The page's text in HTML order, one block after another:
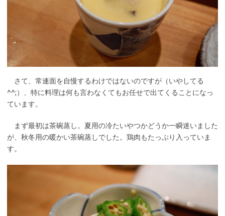
さて、常連面を自慢するわけではないのですが（いやしてる
^^;）、特に料理は何も言わなくてもお任せで出てくることになっ
ています。
まず最初は茶碗蒸し。夏用の冷たいやつかどうか一瞬迷いました
が、秋冬用の暖かい茶碗蒸しでした。鶏肉もたっぷり入っていま
す。